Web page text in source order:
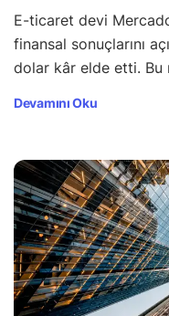
E-ticaret devi
finansal sonuçlarını
dolar kâr elde etti. Bu
Devamını Oku